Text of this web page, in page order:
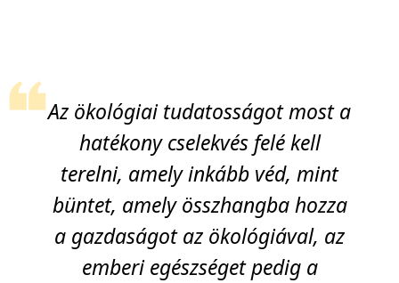
Az ökológiai tudatosságot most a
hatékony cselekvés felé kell
terelni, amely inkább véd, mint
büntet, amely összhangba hozza
a gazdaságot az ökológiával, az
emberi egészséget pedig a